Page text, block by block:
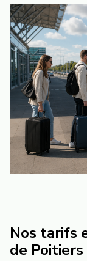
Nos tarifs
de Poitiers